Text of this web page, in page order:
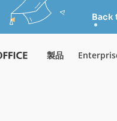
Back
製品